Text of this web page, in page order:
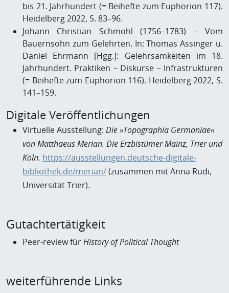
bis 21. Jahrhundert (= Beihefte zum Euphorion 117).
Heidelberg 2022, S. 83–96.
Johann Christian Schmohl (1756–1783) – Vom
Bauernsohn zum Gelehrten. In: Thomas Assinger u.
Daniel Ehrmann [Hgg.]: Gelehrsamkeiten im 18.
Jahrhundert. Praktiken – Diskurse – Infrastrukturen
(= Beihefte zum Euphorion 116). Heidelberg 2022, S.
141–159.
Digitale Veröffentlichungen
Virtuelle Ausstellung: Die »Topographia Germaniae«
von Matthaeus Merian. Die Erzbistümer Mainz, Trier und
Köln. https://ausstellungen.deutsche-digitale-
bibliothek.de/merian/(zusammen mit Anna Rudi,
Universität Trier).
Gutachtertätigkeit
Peer-review fürHistory of Political Thought
weiterführende Links